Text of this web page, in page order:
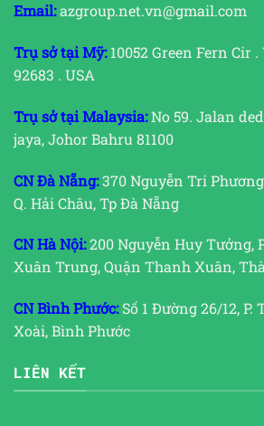
Email:azgroup.net.vn@gmail.com
Trụ sở tại Mỹ:10052 Green Fern Cir
92683 . USA
Trụ sở tại Malaysia:No 59. Jalan
jaya, Johor Bahru 81100
CN Đà Nẵng:370 Nguyễn Tri
Q. Hải Châu, Tp Đà Nẵng
CN Hà Nội:200 Nguyễn Huy Tưởng,
Xuân Trung, Quận Thanh Xuân,
CN Bình Phước:Số 1 Đường 26/12, P.
Xoài, Bình Phước
LIÊN KẾT